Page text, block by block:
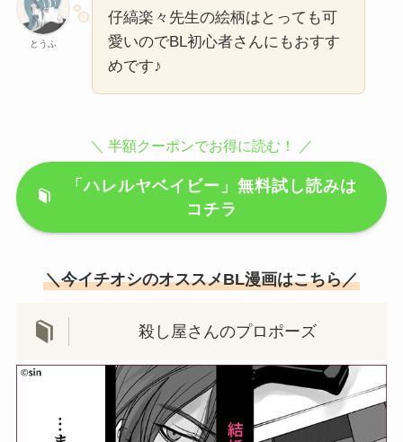
とうふ
仔縞楽々先生の絵柄はとっても可
愛いのでBL初心者さんにもおすす
めです♪
＼ 半額クーポンでお得に読む！ ／
「ハレルヤベイビー」無料試し読みは
コチラ
＼今イチオシのオススメBL漫画はこちら／
殺し屋さんのプロポーズ